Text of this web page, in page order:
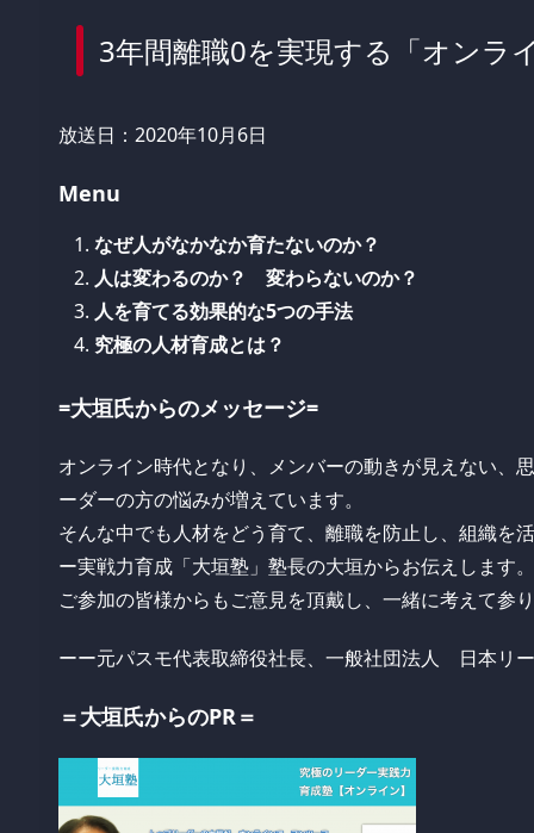
3年間離職0を実現する「オンラ
放送日：2020年10月6日
Menu
なぜ人がなかなか育たないのか？
人は変わるのか？ 変わらないのか？
人を育てる効果的な5つの手法
究極の人材育成とは？
=大垣氏からのメッセージ=
オンライン時代となり、メンバーの動きが見えない、
ーダーの方の悩みが増えています。
そんな中でも人材をどう育て、離職を防止し、組織を
ー実戦力育成「大垣塾」塾長の大垣からお伝えします。
ご参加の皆様からもご意見を頂戴し、一緒に考えて参
ーー元パスモ代表取締役社長、一般社団法人 日本
＝大垣氏からのPR＝